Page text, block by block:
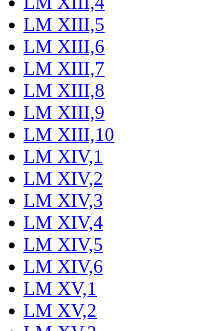
LM XIII,5
LM XIII,6
LM XIII,7
LM XIII,8
LM XIII,9
LM XIII,10
LM XIV,1
LM XIV,2
LM XIV,3
LM XIV,4
LM XIV,5
LM XIV,6
LM XV,1
LM XV,2